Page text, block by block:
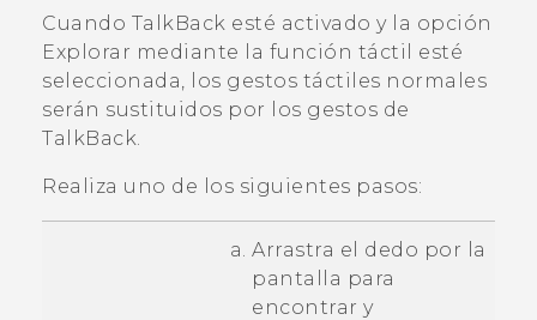
Cuando TalkBack esté activado y la opción
Explorar mediante la función táctil esté
seleccionada, los gestos táctiles normales
serán sustituidos por los gestos de
TalkBack
Realiza uno de los siguientes pasos:
Arrastra el dedo por la
pantalla para
encontrar y